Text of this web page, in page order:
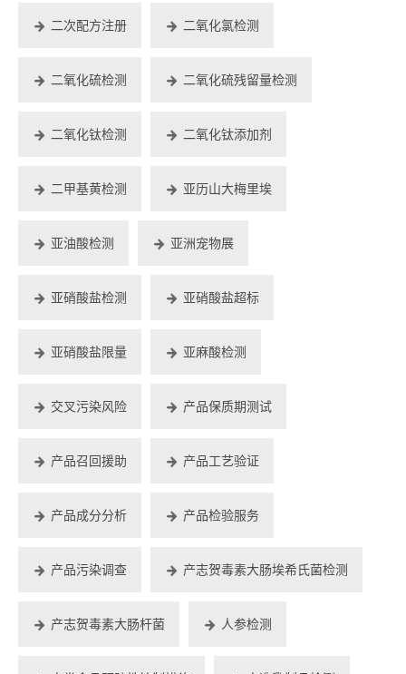
二次配方注册 二氧化氯检测
二氧化硫检测 二氧化硫残留量检测
二氧化钛检测 二氧化钛添加剂
二甲基黄检测 亚历山大梅里埃
亚油酸检测 亚洲宠物展
亚硝酸盐检测 亚硝酸盐超标
亚硝酸盐限量 亚麻酸检测
交叉污染风险 产品保质期测试
产品召回援助 产品工艺验证
产品成分分析 产品检验服务
产品污染调查 产志贺毒素大肠埃希氏菌检测
产志贺毒素大肠杆菌 人参检测